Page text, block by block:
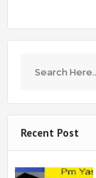
Recent Post